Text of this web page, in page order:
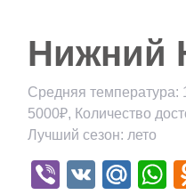
Нижний
Средняя температура:
5000₽, Количество
Лучший сезон: лето
Viber
VK